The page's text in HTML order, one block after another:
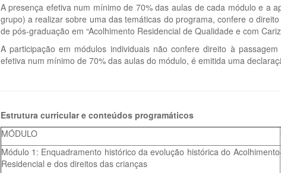
A presença efetiva num mínimo de 70% das aulas de cada módulo e a
grupo) a realizar sobre uma das temáticas do programa, confere o
de pós-graduação em “Acolhimento Residencial de Qualidade e com
A participação em módulos individuais não confere direito à
efetiva num mínimo de 70% das aulas do módulo, é emitida uma
Estrutura curricular e conteúdos programáticos
MÓDULO
Módulo 1: Enquadramento histórico da evolução histórica do Acolhimento
Residencial e dos direitos das crianças